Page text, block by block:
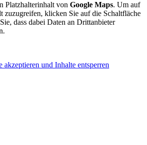
Platzhalterinhalt von Google Maps. Um auf
zuzugreifen, klicken Sie auf die Schaltfläche
dass dabei Daten an Drittanbieter
und Inhalte entsperren